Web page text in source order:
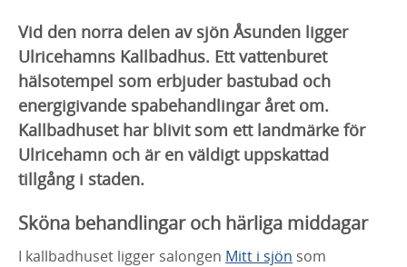
Vid den norra delen av sjön Åsunden ligger
Ulricehamns Kallbadhus. Ett vattenburet
hälsotempel som erbjuder bastubad och
energigivande spabehandlingar året om.
Kallbadhuset har blivit som ett landmärke för
Ulricehamn och är en väldigt uppskattad
tillgång i staden.
Sköna behandlingar och härliga middagar
I kallbadhuset ligger salongen Mitt i sjön som